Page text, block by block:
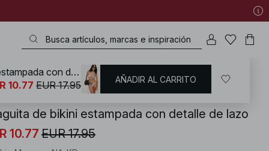
/ Bañadores Bikinis / Mix & match
de bikini estampada con detalle de lazo
10.77 EUR 17.95
Braguita de bikini estampada con detalle de lazo
10.77 EUR 17.95 AÑADIR AL CARRITO